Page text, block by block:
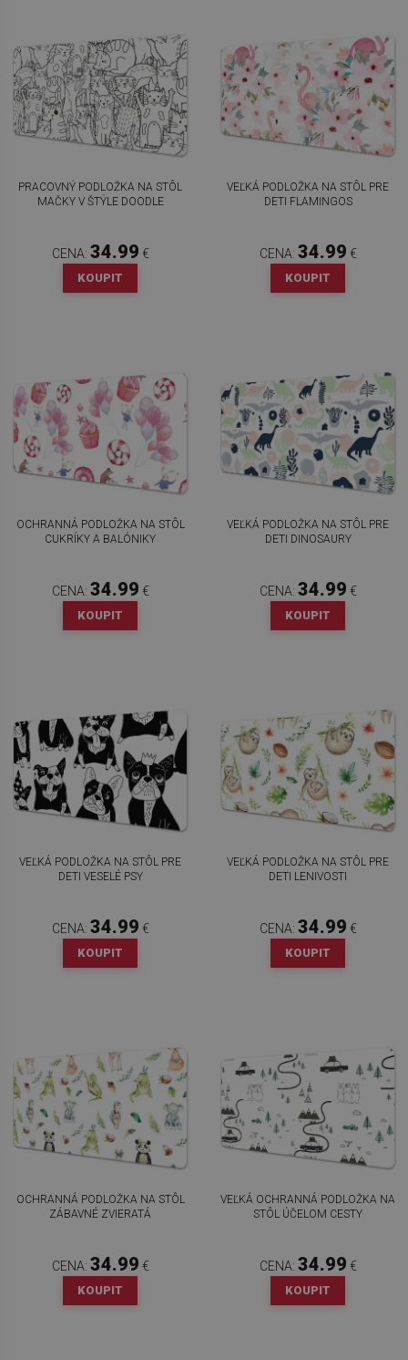
PRACOVNÝ PODLOŽKA NA STÔL
MAČKY V ŠTÝLE DOODLE
CENA: 34.99 €
KOUPIT
VEĽKÁ PODLOŽKA NA STÔL PRE
DETI FLAMINGOS
CENA: 34.99 €
KOUPIT
OCHRANNÁ PODLOŽKA NA STÔL
CUKRÍKY A BALÓNIKY
CENA: 34.99 €
KOUPIT
VEĽKÁ PODLOŽKA NA STÔL PRE
DETI DINOSAURY
CENA: 34.99 €
KOUPIT
VEĽKÁ PODLOŽKA NA STÔL PRE
DETI VESELÉ PSY
CENA: 34.99 €
KOUPIT
VEĽKÁ PODLOŽKA NA STÔL PRE
DETI LENIVOSTI
CENA: 34.99 €
KOUPIT
OCHRANNÁ PODLOŽKA NA STÔL
ZÁBAVNÉ ZVIERATÁ
CENA: 34.99 €
KOUPIT
VEĽKÁ OCHRANNÁ PODLOŽKA NA
STÔL ÚČELOM CESTY
CENA: 34.99 €
KOUPIT